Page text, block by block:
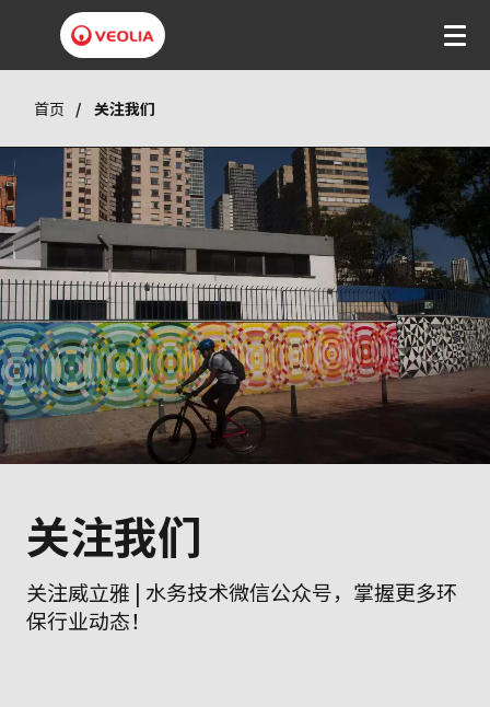
首页 关注我们
关注我们
关注威立雅 | 水务技术微信公众号，掌握更多环
保行业动态！